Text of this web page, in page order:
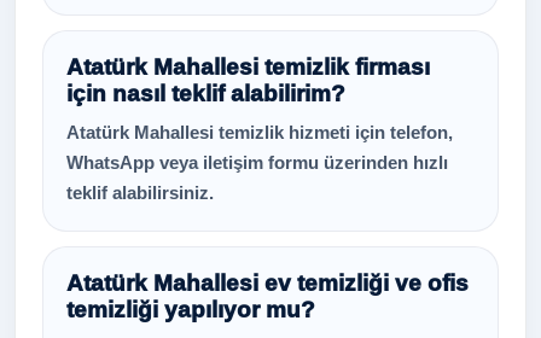
Atatürk Mahallesi temizlik firması
için nasıl teklif alabilirim?
Atatürk Mahallesi temizlik hizmeti için telefon,
WhatsApp veya iletişim formu üzerinden hızlı
teklif alabilirsiniz.
Atatürk Mahallesi ev temizliği ve ofis
temizliği yapılıyor mu?